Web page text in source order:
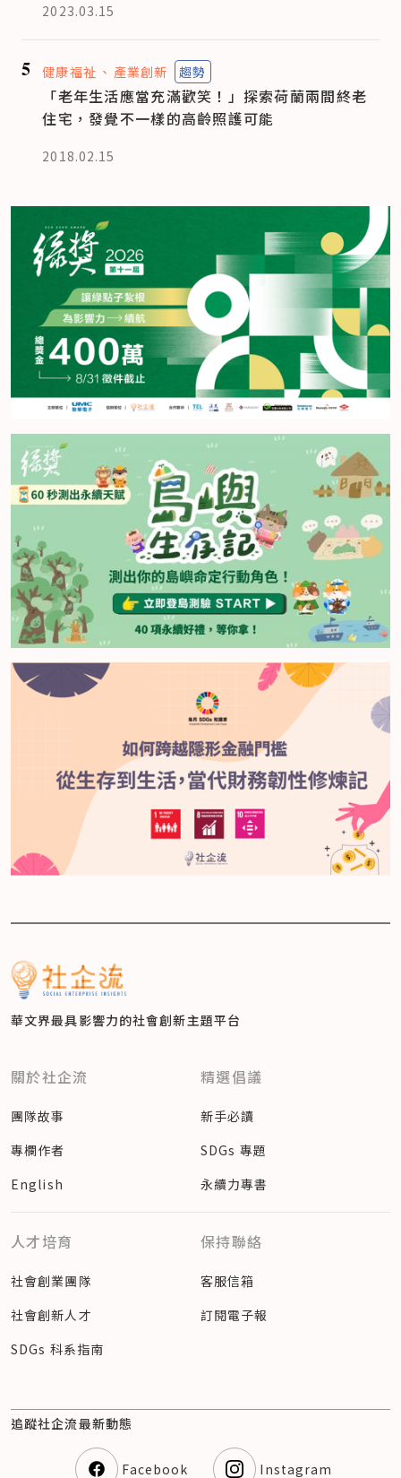
2023.03.15
5 健康福祉 產業創新 趨勢
「老年生活應當充滿歡笑！」探索荷蘭兩間終老
住宅，發覺不一樣的高齡照護可能
2018.02.15
華文界最具影響力的社會創新主題平台
關於社企流
團隊故事
專欄作者
English
精選倡議
新手必讀
SDGs 專題
永續力專書
人才培育
社會創業團隊
社會創新人才
SDGs 科系指南
保持聯絡
客服信箱
訂閱電子報
追蹤社企流最新動態
Facebook Instagram